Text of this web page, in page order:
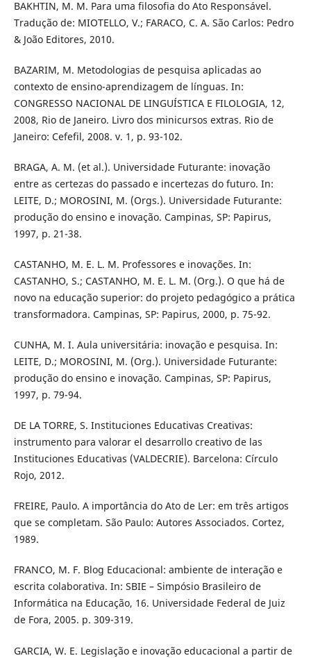
BAKHTIN, M. M. Para uma filosofia do Ato Responsável.
Tradução de: MIOTELLO, V.; FARACO, C. A. São Carlos: Pedro
& João Editores, 2010.
BAZARIM, M. Metodologias de pesquisa aplicadas ao
contexto de ensino-aprendizagem de línguas. In:
CONGRESSO NACIONAL DE LINGUÍSTICA E FILOLOGIA, 12,
2008, Rio de Janeiro. Livro dos minicursos extras. Rio de
Janeiro: Cefefil, 2008. v. 1, p. 93-102.
BRAGA, A. M. (et al.). Universidade Futurante: inovação
entre as certezas do passado e incertezas do futuro. In:
LEITE, D.; MOROSINI, M. (Orgs.). Universidade Futurante:
produção do ensino e inovação. Campinas, SP: Papirus,
1997, p. 21-38.
CASTANHO, M. E. L. M. Professores e inovações. In:
CASTANHO, S.; CASTANHO, M. E. L. M. (Org.). O que há de
novo na educação superior: do projeto pedagógico a prática
transformadora. Campinas, SP: Papirus, 2000, p. 75-92.
CUNHA, M. I. Aula universitária: inovação e pesquisa. In:
LEITE, D.; MOROSINI, M. (Org.). Universidade Futurante:
produção do ensino e inovação. Campinas, SP: Papirus,
1997, p. 79-94.
DE LA TORRE, S. Instituciones Educativas Creativas:
instrumento para valorar el desarrollo creativo de las
Instituciones Educativas (VALDECRIE). Barcelona: Círculo
Rojo, 2012.
FREIRE, Paulo. A importância do Ato de Ler: em três artigos
que se completam. São Paulo: Autores Associados. Cortez,
1989.
FRANCO, M. F. Blog Educacional: ambiente de interação e
escrita colaborativa. In: SBIE – Simpósio Brasileiro de
Informática na Educação, 16. Universidade Federal de Juiz
de Fora, 2005. p. 309-319.
GARCIA, W. E. Legislação e inovação educacional a partir de